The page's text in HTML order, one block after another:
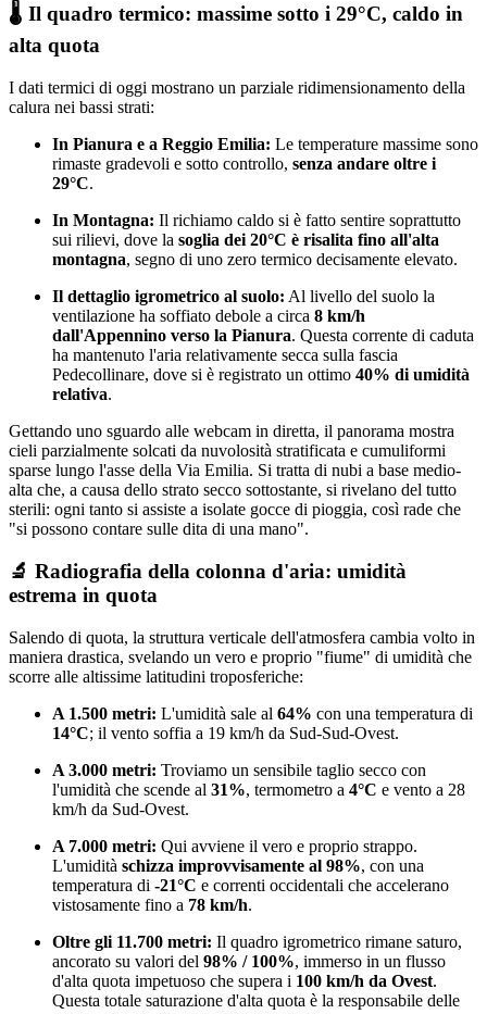
🌡️ Il quadro termico: massime sotto i 29°C, caldo in
alta quota
I dati termici di oggi mostrano un parziale ridimensionamento della
calura nei bassi strati:
In Pianura e a Reggio Emilia: Le temperature massime sono
rimaste gradevoli e sotto controllo, senza andare oltre i
29°C.
In Montagna: Il richiamo caldo si è fatto sentire soprattutto
sui rilievi, dove la soglia dei 20°C è risalita fino all'alta
montagna, segno di uno zero termico decisamente elevato.
Il dettaglio igrometrico al suolo: Al livello del suolo la
ventilazione ha soffiato debole a circa 8 km/h
dall'Appennino verso la Pianura. Questa corrente di caduta
ha mantenuto l'aria relativamente secca sulla fascia
Pedecollinare, dove si è registrato un ottimo 40% di umidità
relativa.
Gettando uno sguardo alle webcam in diretta, il panorama mostra
cieli parzialmente solcati da nuvolosità stratificata e cumuliformi
sparse lungo l'asse della Via Emilia. Si tratta di nubi a base medio-
alta che, a causa dello strato secco sottostante, si rivelano del tutto
sterili: ogni tanto si assiste a isolate gocce di pioggia, così rade che
"si possono contare sulle dita di una mano".
🔬 Radiografia della colonna d'aria: umidità
estrema in quota
Salendo di quota, la struttura verticale dell'atmosfera cambia volto in
maniera drastica, svelando un vero e proprio "fiume" di umidità che
scorre alle altissime latitudini troposferiche:
A 1.500 metri: L'umidità sale al 64% con una temperatura di
14°C; il vento soffia a 19 km/h da Sud-Sud-Ovest.
A 3.000 metri: Troviamo un sensibile taglio secco con
l'umidità che scende al 31%, termometro a 4°C e vento a 28
km/h da Sud-Ovest.
A 7.000 metri: Qui avviene il vero e proprio strappo.
L'umidità schizza improvvisamente al 98%, con una
temperatura di -21°C e correnti occidentali che accelerano
vistosamente fino a 78 km/h.
Oltre gli 11.700 metri: Il quadro igrometrico rimane saturo,
ancorato su valori del 98% / 100%, immerso in un flusso
d'alta quota impetuoso che supera i 100 km/h da Ovest.
Questa totale saturazione d'alta quota è la responsabile delle